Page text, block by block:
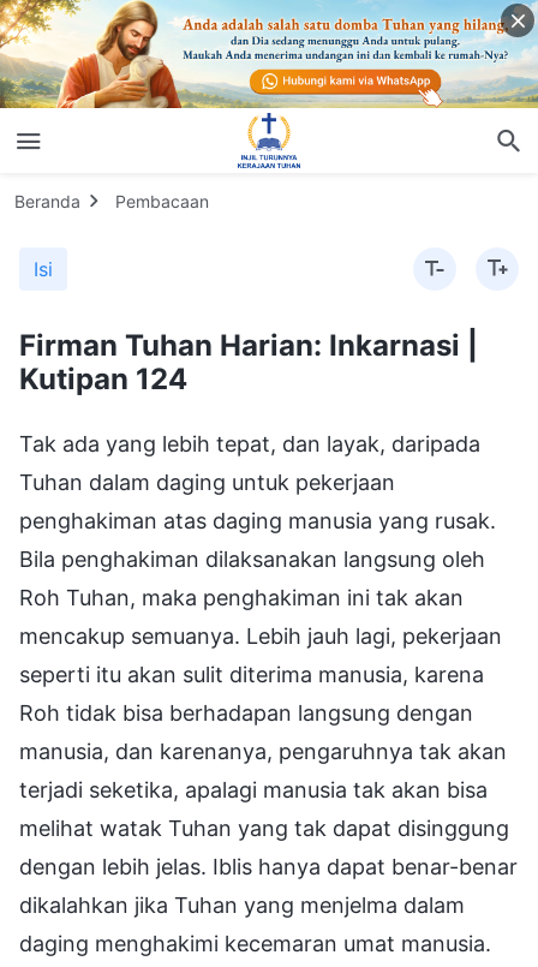
Beranda Pembacaan
Isi
Firman Tuhan Harian: Inkarnasi |
Kutipan 124
Tak ada yang lebih tepat, dan layak, daripada
Tuhan dalam daging untuk pekerjaan
penghakiman atas daging manusia yang rusak.
Bila penghakiman dilaksanakan langsung oleh
Roh Tuhan, maka penghakiman ini tak akan
mencakup semuanya. Lebih jauh lagi, pekerjaan
seperti itu akan sulit diterima manusia, karena
Roh tidak bisa berhadapan langsung dengan
manusia, dan karenanya, pengaruhnya tak akan
terjadi seketika, apalagi manusia tak akan bisa
melihat watak Tuhan yang tak dapat disinggung
dengan lebih jelas. Iblis hanya dapat benar-benar
dikalahkan jika Tuhan yang menjelma dalam
daging menghakimi kecemaran umat manusia.